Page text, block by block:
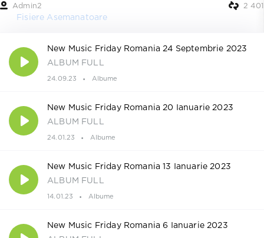
Admin2 2 401
Fisiere Asemanatoare
New Music Friday Romania 24 Septembrie 2023
ALBUM FULL
24.09.23 Albume
New Music Friday Romania 20 Ianuarie 2023
ALBUM FULL
24.01.23 Albume
New Music Friday Romania 13 Ianuarie 2023
ALBUM FULL
14.01.23 Albume
New Music Friday Romania 6 Ianuarie 2023